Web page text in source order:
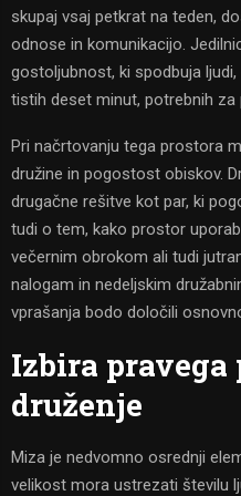
skupaj vsaj petkrat na teden,
odnose in komunikacijo.
gostoljubnost, ki spodbuja
tistih deset minut, potrebnih za
Pri načrtovanju tega prostora
družine in pogostost obiskov.
drugačne rešitve kot par, ki
tudi o tem, kako prostor
večernim obrokom ali tudi
nalogam in nedeljskim
vprašanja bodo določili
Izbira pravega
druženje
Miza je nedvomno osrednji
velikost mora ustrezati številu